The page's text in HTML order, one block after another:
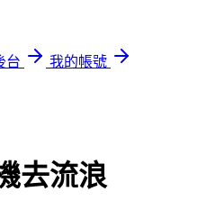
台
我的帳號
去流浪